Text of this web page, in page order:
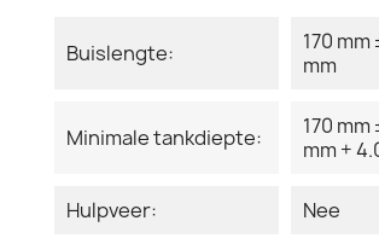
Buislengte:
170 mm
mm
Minimale tankdiepte:
170 mm
mm +
Hulpveer: Nee